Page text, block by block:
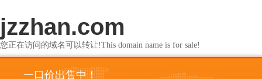
jzzhan.com
您正在访问的域名可以转让!This domain name is for sale!
一口价出售中！